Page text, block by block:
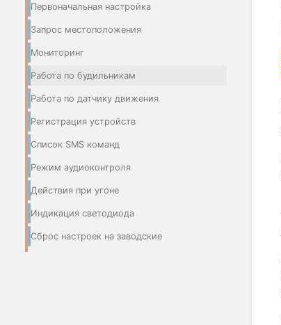
Первоначальная настройка
Запрос местоположения
Мониторинг
Работа по будильникам
Работа по датчику движения
Регистрация устройств
Список SMS команд
Режим аудиоконтроля
Действия при угоне
Индикация светодиода
Сброс настроек на заводские